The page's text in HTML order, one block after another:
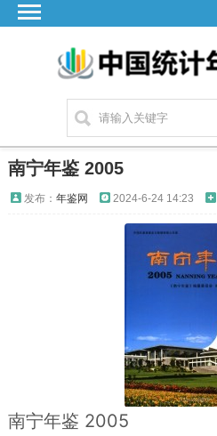
江苏
广西
南宁年鉴 2005
发布： 年鉴网 2024-6-24 14:23
南宁年鉴 2005